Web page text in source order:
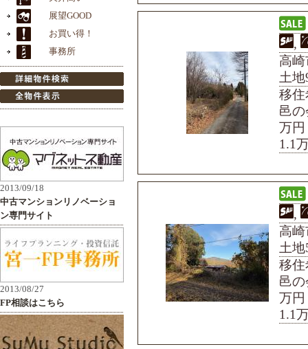
,
高崎
土
移
邑
万円
1.1
,
高崎
土
移
邑
万円
1.1